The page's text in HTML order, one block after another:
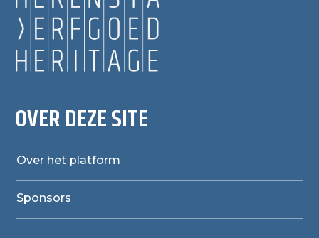
OVER DEZE SITE
Over het platform
Sponsors